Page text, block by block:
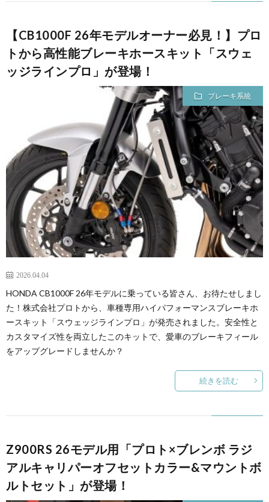
【CB1000F 26年モデルオーナー必見！】プロ
トから高性能ブレーキホースキット「スウェ
ッジラインプロ」が登場！
ブレーキ系統
2026.04.04
HONDA CB1000F 26年モデルに乗っている皆さん、お待たせしまし
た！株式会社プロトから、車種専用ハイパフォーマンスブレーキホ
ースキット「スウェッジラインプロ」が発売されました。安全性と
カスタマイズ性を両立したこのキットで、愛車のブレーキフィール
をアップグレードしませんか？
続きを読む
Z900RS 26モデル用「プロト×ブレンボ ラジ
アルキャリパーオフセットカラー&マウントボ
ルトセット」が登場！